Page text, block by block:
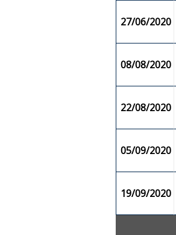
27/06/2020
08/08/2020
22/08/2020
05/09/2020
19/09/2020